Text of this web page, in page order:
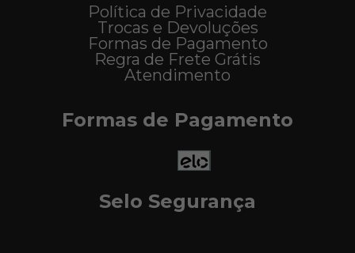
Política de Privacidade
Trocas e Devoluções
Formas de Pagamento
Regra de Frete Grátis
Atendimento
Formas de Pagamento
Selo Segurança